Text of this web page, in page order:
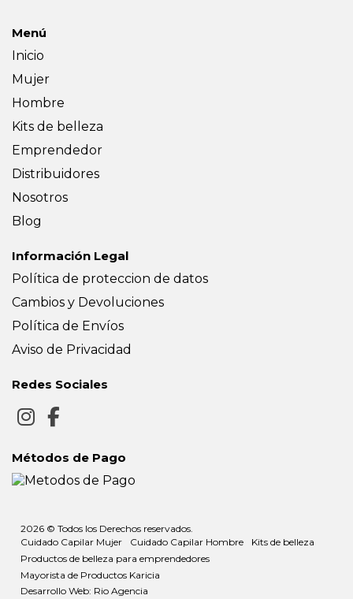
Menú
Inicio
Mujer
Hombre
Kits de belleza
Emprendedor
Distribuidores
Nosotros
Blog
Información Legal
Política de proteccion de datos
Cambios y Devoluciones
Política de Envíos
Aviso de Privacidad
Redes Sociales
Métodos de Pago
2026 © Todos los Derechos reservados.
Cuidado Capilar Mujer
Cuidado Capilar Hombre
Kits de belleza
Productos de belleza para emprendedores
Mayorista de Productos Karicia
Desarrollo Web: Rio Agencia